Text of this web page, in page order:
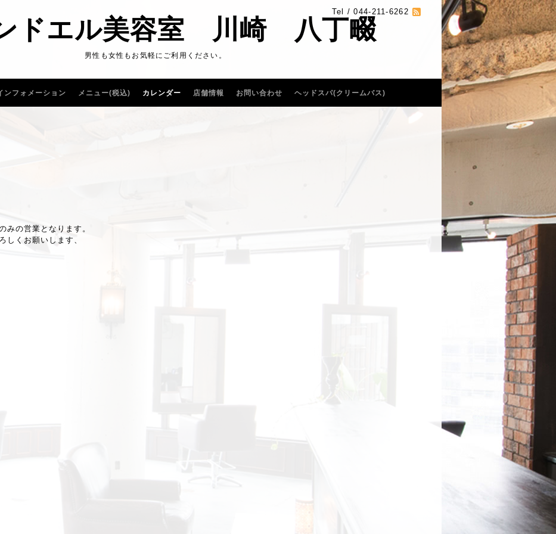
Tel / 044-211-6262
ドエル美容室 川崎 八丁畷
男性も女性もお気軽にご利用ください。
ンフォメーション メニュー(税込) カレンダー 店舗情報 お問い合わせ ヘッドスパ(クリームバス)
みの営業となります。
しくお願いします、